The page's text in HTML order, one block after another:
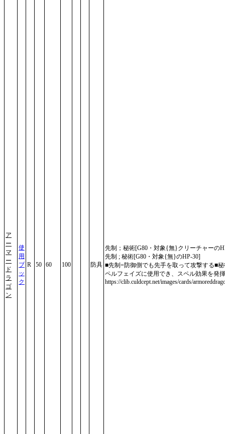
ア
ー
マ
ー
ド
ラ
ゴ
ン
使
用
ブ
ッ
ク
R 50 60 100 防具
先制；秘術[G80・対象{無}クリーチャーの
先制 ; 秘術[G80・対象{無}のHP-30]
■先制=防御側でも先手を取って攻撃する■
ペルフェイズに使用でき、スペル効果を発
https://clib.culdcept.net/images/cards/